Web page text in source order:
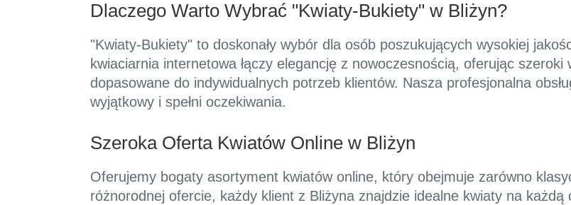
Dlaczego Warto Wybrać "Kwiaty-Bukiety" w Bliżyn?
"Kwiaty-Bukiety" to doskonały wybór dla osób poszukujących wysokiej
kwiaciarnia internetowa łączy elegancję z nowoczesnością, oferując
dopasowane do indywidualnych potrzeb klientów. Nasza profesjonalna
wyjątkowy i spełni oczekiwania.
Szeroka Oferta Kwiatów Online w Bliżyn
Oferujemy bogaty asortyment kwiatów online, który obejmuje zarówno
różnorodnej ofercie, każdy klient z Bliżyna znajdzie idealne kwiaty na